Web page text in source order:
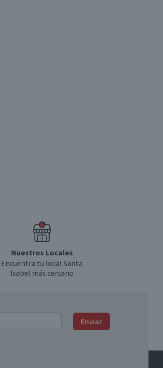
Nuestros Locales
Encuentra tu local Santa
Isabel más cercano
Enviar